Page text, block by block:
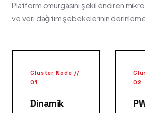
Platform omurgasını şekillendiren
ve veri dağıtım şebekelerinin
Cluster Node //
01
Dinamik
02